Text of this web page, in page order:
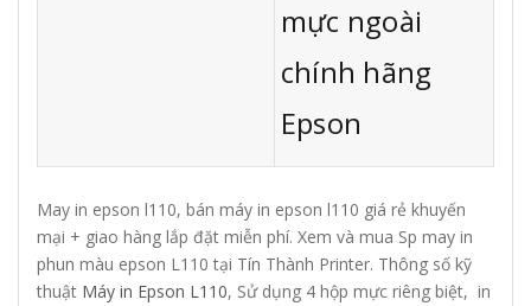
mực ngoài
chính hãng
Epson
May in epson l110, bán máy in epson l110 giá rẻ khuyến
mại + giao hàng lắp đặt miễn phí. Xem và mua Sp may in
phun màu epson L110 tại Tín Thành Printer. Thông số kỹ
thuật Máy in Epson L110, Sử dụng 4 hộp mực riêng biệt, in